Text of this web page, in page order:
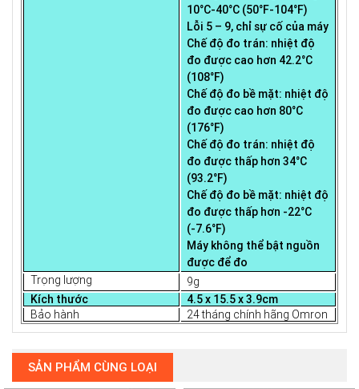
10°C-40°C (50°F-104°F)
Lỗi 5 – 9, chỉ sự cố của máy
Chế độ đo trán: nhiệt độ
đo được cao hơn 42.2°C
(108°F)
Chế độ đo bề mặt: nhiệt độ
đo được cao hơn 80°C
(176°F)
Chế độ đo trán: nhiệt độ
đo được thấp hơn 34°C
(93.2°F)
Chế độ đo bề mặt: nhiệt độ
đo được thấp hơn -22°C
(-7.6°F)
Máy không thể bật nguồn
được để đo
Trọng lượng
9g
Kích thước
4.5 x 15.5 x 3.9cm
Bảo hành
24 tháng chính hãng Omron
SẢN PHẨM CÙNG LOẠI